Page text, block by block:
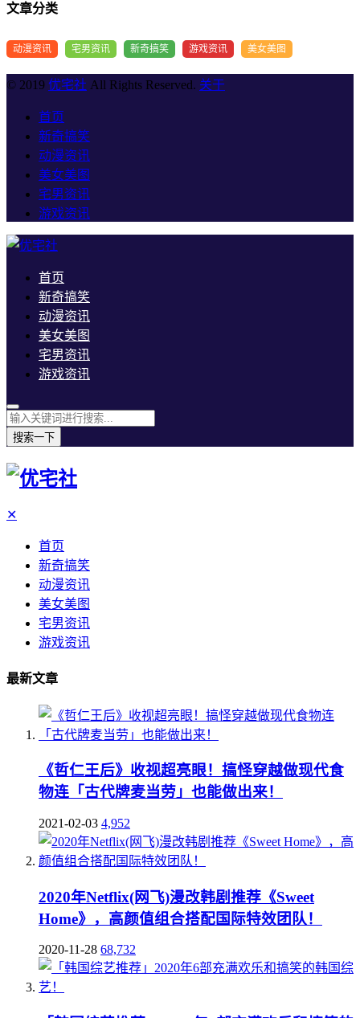
文章分类
动漫资讯 宅男资讯 新奇搞笑 游戏资讯 美女美图
© 2019 优宅社 All Rights Reserved. 关于
首页
新奇搞笑
动漫资讯
美女美图
宅男资讯
游戏资讯
首页
新奇搞笑
动漫资讯
美女美图
宅男资讯
游戏资讯
搜索一下
✕
首页
新奇搞笑
动漫资讯
美女美图
宅男资讯
游戏资讯
最新文章
《哲仁王后》收视超亮眼！搞怪穿越做现代食
物连「古代牌麦当劳」也能做出来！
2021-02-03 4,952
2020年Netflix(网飞)漫改韩剧推荐《Sweet
Home》，高颜值组合搭配国际特效团队！
2020-11-28 68,732